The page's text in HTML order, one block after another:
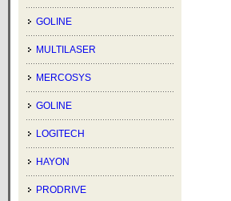
GOLINE
MULTILASER
MERCOSYS
GOLINE
LOGITECH
HAYON
PRODRIVE